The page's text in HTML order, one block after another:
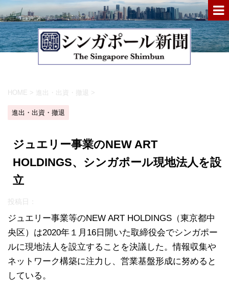
HOME > 進出・出資・撤退 >
進出・出資・撤退
ジュエリー事業のNEW ART
HOLDINGS、シンガポール現地法人を設
立
投稿日：
ジュエリー事業等のNEW ART HOLDINGS（東京都中
央区）は2020年１月16日開いた取締役会でシンガポー
ルに現地法人を設立することを決議した。情報収集や
ネットワーク構築に注力し、営業基盤形成に努めると
している。